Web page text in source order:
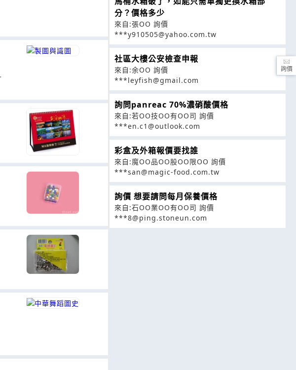
分？價格多少
來自:張OO 詢價
***y910505@yahoo.com.tw
社區大樓公安檢查申報
來自:余OO 詢價
***leyfish@gmail.com
詢問panreac 70%濃硝酸價格
來自:若OO技OO有OO司 詢價
***en.c1@outlook.com
彩盒及外箱報價要找誰
來自:魔OO品OO股OO限OO 詢價
***san@magic-food.com.tw
詢價 想要請問每月保養價格
來自:石OO業OO有OO司 詢價
***8@ping.stoneun.com
詢價